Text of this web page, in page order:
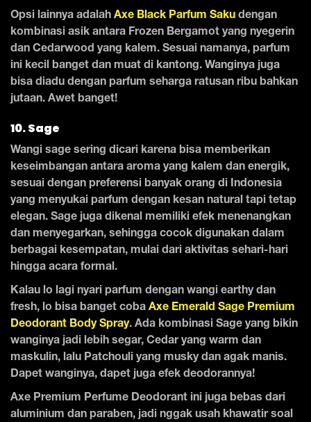
Opsi lainnya adalah Axe Black Parfum Saku dengan
kombinasi asik antara Frozen Bergamot yang nyegerin
dan Cedarwood yang kalem. Sesuai namanya, parfum
ini kecil banget dan muat di kantong. Wanginya juga
bisa diadu dengan parfum seharga ratusan ribu bahkan
jutaan. Awet banget!
10. Sage
Wangi sage sering dicari karena bisa memberikan
keseimbangan antara aroma yang kalem dan energik,
sesuai dengan preferensi banyak orang di Indonesia
yang menyukai parfum dengan kesan natural tapi tetap
elegan. Sage juga dikenal memiliki efek menenangkan
dan menyegarkan, sehingga cocok digunakan dalam
berbagai kesempatan, mulai dari aktivitas sehari-hari
hingga acara formal.
Kalau lo lagi nyari parfum dengan wangi earthy dan
fresh, lo bisa banget coba Axe Emerald Sage Premium
Deodorant Body Spray. Ada kombinasi Sage yang bikin
wanginya jadi lebih segar, Cedar yang warm dan
maskulin, lalu Patchouli yang musky dan agak manis.
Dapet wanginya, dapet juga efek deodorannya!
Axe Premium Perfume Deodorant ini juga bebas dari
aluminium dan paraben, jadi nggak usah khawatir soal